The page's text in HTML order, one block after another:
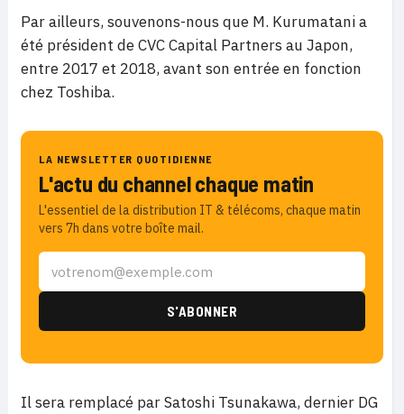
Par ailleurs, souvenons-nous que M. Kurumatani a
été président de CVC Capital Partners au Japon,
entre 2017 et 2018, avant son entrée en fonction
chez Toshiba.
LA NEWSLETTER QUOTIDIENNE
L'actu du channel chaque matin
L'essentiel de la distribution IT & télécoms, chaque matin
vers 7h dans votre boîte mail.
Il sera remplacé par Satoshi Tsunakawa, dernier DG